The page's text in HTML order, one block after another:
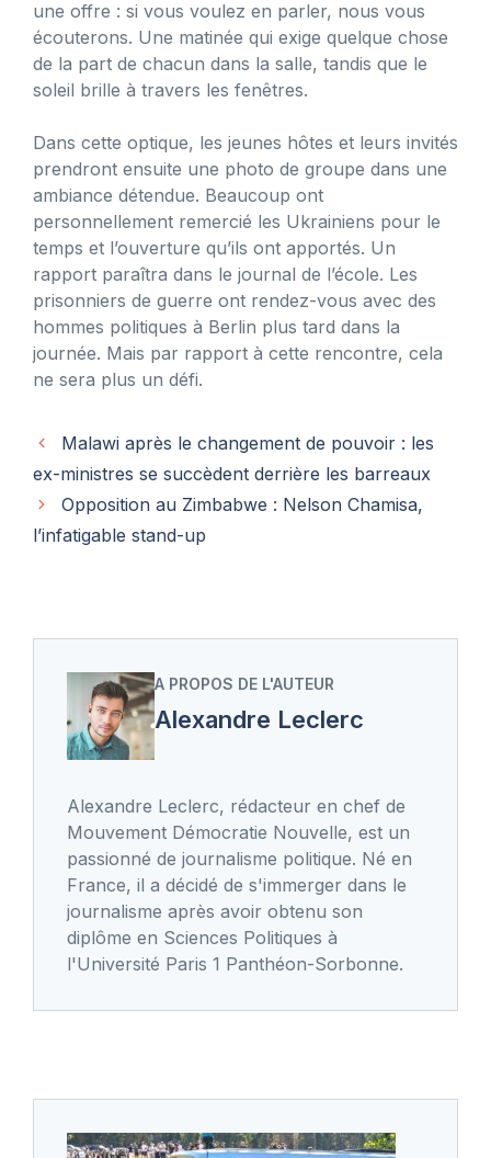
une offre : si vous voulez en parler, nous vous
écouterons. Une matinée qui exige quelque chose
de la part de chacun dans la salle, tandis que le
soleil brille à travers les fenêtres.
Dans cette optique, les jeunes hôtes et leurs invités
prendront ensuite une photo de groupe dans une
ambiance détendue. Beaucoup ont
personnellement remercié les Ukrainiens pour le
temps et l’ouverture qu’ils ont apportés. Un
rapport paraîtra dans le journal de l’école. Les
prisonniers de guerre ont rendez-vous avec des
hommes politiques à Berlin plus tard dans la
journée. Mais par rapport à cette rencontre, cela
ne sera plus un défi.
Malawi après le changement de pouvoir : les
ex-ministres se succèdent derrière les barreaux
Opposition au Zimbabwe : Nelson Chamisa,
l’infatigable stand-up
A PROPOS DE L'AUTEUR
Alexandre Leclerc
Alexandre Leclerc, rédacteur en chef de
Mouvement Démocratie Nouvelle, est un
passionné de journalisme politique. Né en
France, il a décidé de s'immerger dans le
journalisme après avoir obtenu son
diplôme en Sciences Politiques à
l'Université Paris 1 Panthéon-Sorbonne.